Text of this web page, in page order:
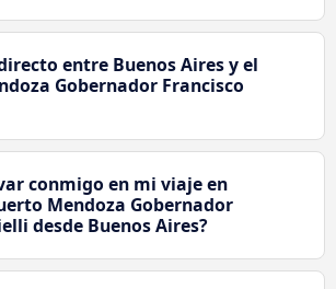
entre Buenos Aires y el
Gobernador Francisco
conmigo en mi viaje en
Mendoza Gobernador
desde Buenos Aires?